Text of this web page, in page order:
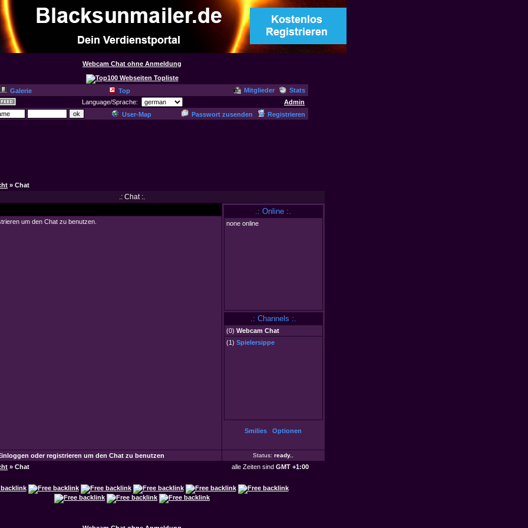
Webcam Chat ohne Anmeldung
Galerie Top Mitglieder
Stats
Language/Sprache:
Admin
User-Map Passwort zusenden Registrieren
» Chat
.: Chat :.
.: Online :.
none online
.: Channels :.
(0) Webcam Chat
(1) Spielersippe
Smilies Optionen
um den Chat zu benutzen.
oder registrieren um den Chat zu benutzen Status: ready..
» Chat alle Zeiten sind GMT +1:00